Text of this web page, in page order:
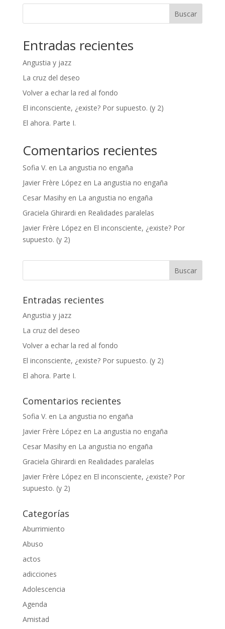
Buscar
Entradas recientes
Angustia y jazz
La cruz del deseo
Volver a echar la red al fondo
El inconsciente, ¿existe? Por supuesto. (y 2)
El ahora. Parte I.
Comentarios recientes
Sofia V. en La angustia no engaña
Javier Frère Lópezen La angustia no engaña
Cesar Masihyen La angustia no engaña
Graciela Ghirardi en Realidades paralelas
Javier Frère Lópezen El inconsciente, ¿existe? Por
supuesto. (y 2)
Entradas recientes
Angustia y jazz
La cruz del deseo
Volver a echar la red al fondo
El inconsciente, ¿existe? Por supuesto. (y 2)
El ahora. Parte I.
Comentarios recientes
Sofia V. en La angustia no engaña
Javier Frère Lópezen La angustia no engaña
Cesar Masihyen La angustia no engaña
Graciela Ghirardi en Realidades paralelas
Javier Frère Lópezen El inconsciente, ¿existe? Por
supuesto. (y 2)
Categorías
Aburrimiento
Abuso
actos
adicciones
Adolescencia
Agenda
Amistad